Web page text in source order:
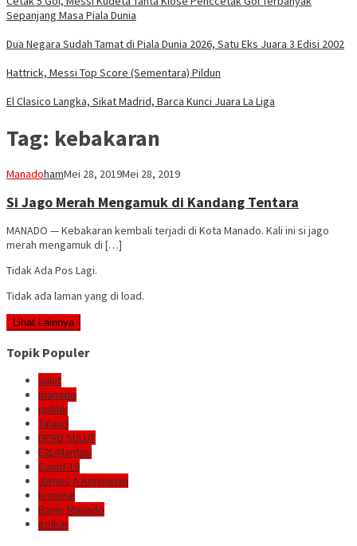
Sepanjang Masa Piala Dunia
Dua Negara Sudah Tamat di Piala Dunia 2026, Satu Eks Juara 3 Edisi 2002
Hattrick, Messi Top Score (Sementara) Pildun
El Clasico Langka, Sikat Madrid, Barca Kunci Juara La Liga
Tag: kebakaran
ManadohamMei 28, 2019Mei 28, 2019
Si Jago Merah Mengamuk di Kandang Tentara
MANADO — Kebakaran kembali terjadi di Kota Manado. Kali ini si jago
merah mengamuk di […]
Tidak Ada Pos Lagi.
Tidak ada laman yang di load.
Lihat Lainnya
Topik Populer
sulut
manado
politik
Talaud
DPRD SULUT
E2L-Mantap
Covid-19
James A Kojongian
kriminal
Banjir Manado
golkar